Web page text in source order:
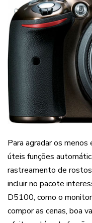
Para agradar os
úteis funções
rastreamento de
incluir no pacote
D5100, como o
compor as cenas, boa